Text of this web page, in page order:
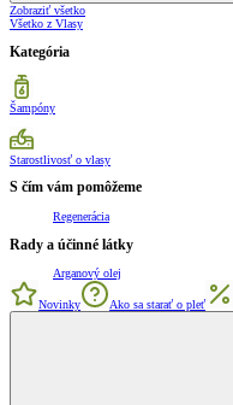
Zobraziť všetko
Všetko z Vlasy
Kategória
Šampóny
Starostlivosť o vlasy
S čím vám pomôžeme
Regenerácia
Rady a účinné látky
Arganový olej
Novinky Ako sa starať o pleť